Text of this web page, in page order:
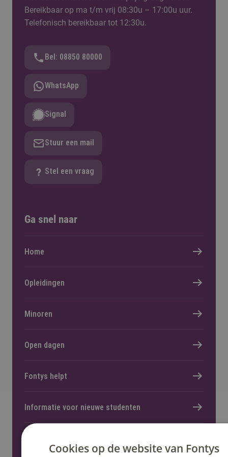
Bereikbaar op ma t/m vrij 08:30u – 17:00u uur.
Telefonisch bereikbaar tot 12:30u.
Bel: 08850 80000
WhatsApp
Signal
Stuur een mail
Stel een vraag
Ga snel naar
Home
Opleidingen
Minoren
Open dagen
Fontys helpt
Informatie voor nieuwe studenten
Cookies op de website van Fontys